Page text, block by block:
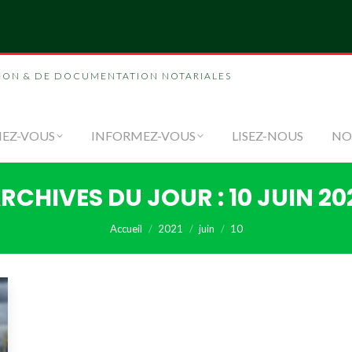
& DE DOCUMENTATION NOTARIALES
VOUS INFORMEZ-VOUS LISEZ-NOUS
DU JOUR :10 JUIN
Accueil 2021 juin 10